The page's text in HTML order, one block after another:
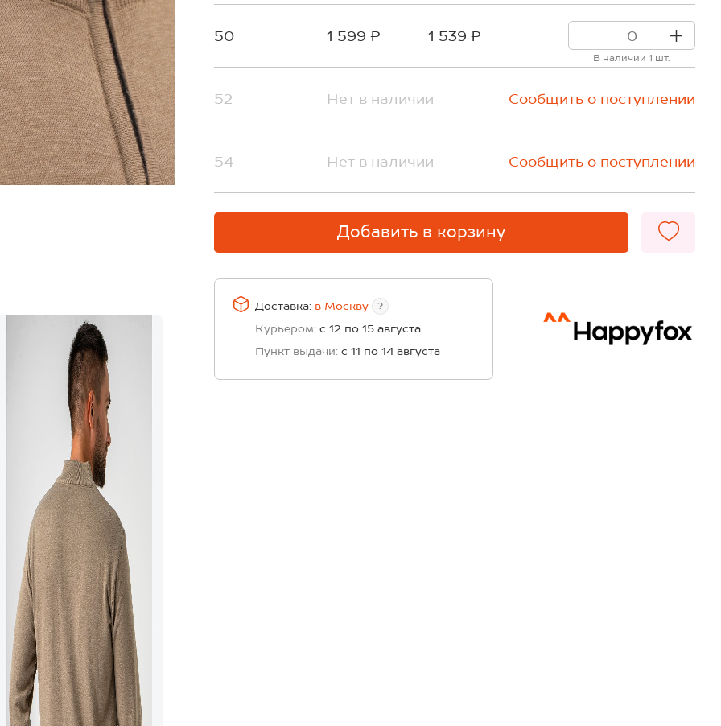
50 1 599 ₽ 1 539 ₽
В наличии 1 шт.
52 Нет в наличии Сообщить о поступлении
54 Нет в наличии Сообщить о поступлении
Добавить в корзину
Доставка: в Москву ?
Курьером: с 12 по 15 августа
Пункт выдачи: с 11 по 14 августа